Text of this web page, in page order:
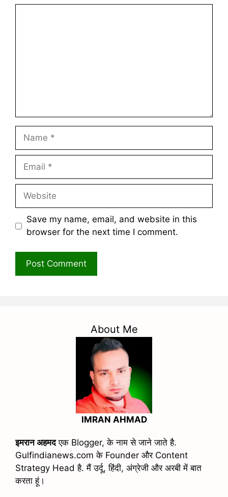
Name
Email
Website
Save my name, email, and website in this
browser for the next time I comment.
About Me
IMRAN AHMAD
इमरान अहमदएक Blogger, के नाम से जाने जाते है.
Gulfindianews.com के Founder और Content
Strategy Head है. मैं उर्दू, हिंदी, अंग्रेजी और अरबी में बात
करता हूं।